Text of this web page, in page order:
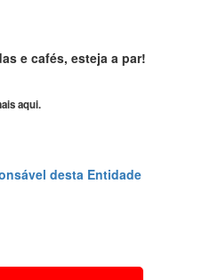
e cafés, esteja a par!
aqui.
desta Entidade